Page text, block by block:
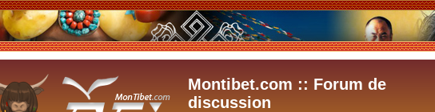
Montibet.com :: Forum de
discussion